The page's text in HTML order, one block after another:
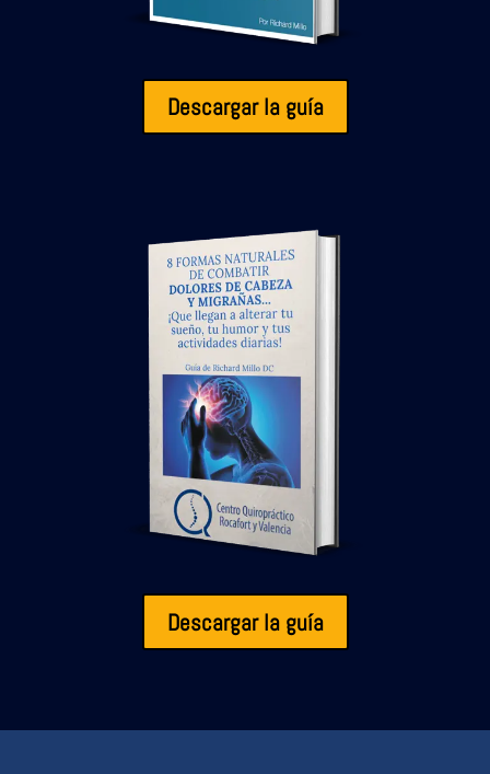
Descargar la guía
Descargar la guía